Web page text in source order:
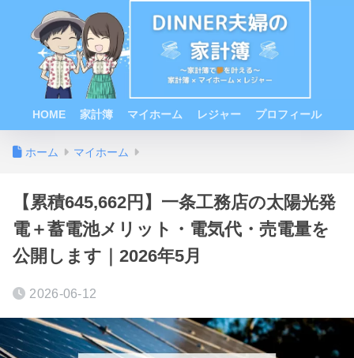
HOME 家計簿 マイホーム レジャー プロフィール
ホーム マイホーム
【累積645,662円】一条工務店の太陽光発
電＋蓄電池メリット・電気代・売電量を
公開します｜2026年5月
2026-06-12